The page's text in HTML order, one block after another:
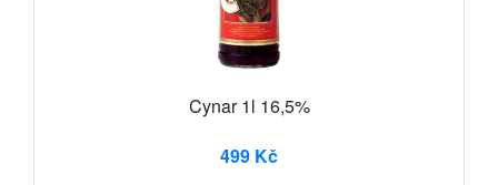
Cynar 1l 16,5%
499 Kč